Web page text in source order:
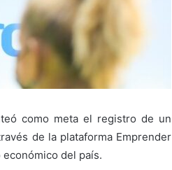
como meta el registro de un
de la plataforma Emprender
del país.